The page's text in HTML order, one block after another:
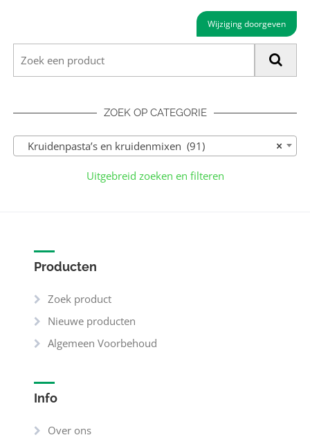
Wijziging doorgeven
ZOEK OP CATEGORIE
×
Kruidenpasta’s en kruidenmixen (91)
Uitgebreid zoeken en filteren
Producten
Zoek product
Nieuwe producten
Algemeen Voorbehoud
Info
Over ons